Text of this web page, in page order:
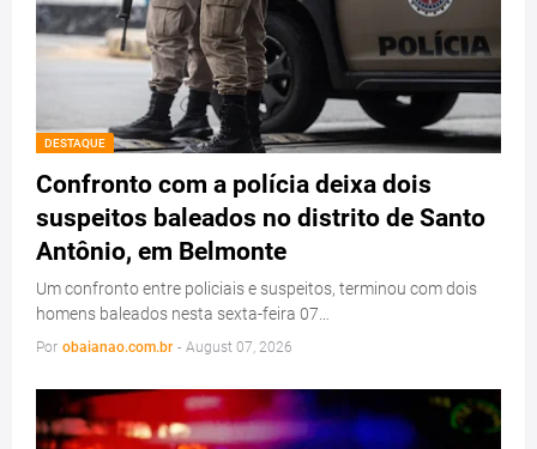
DESTAQUE
Confronto com a polícia deixa dois
suspeitos baleados no distrito de Santo
Antônio, em Belmonte
Um confronto entre policiais e suspeitos, terminou com dois
homens baleados nesta sexta-feira 07…
Por obaianao.com.br - August 07, 2026